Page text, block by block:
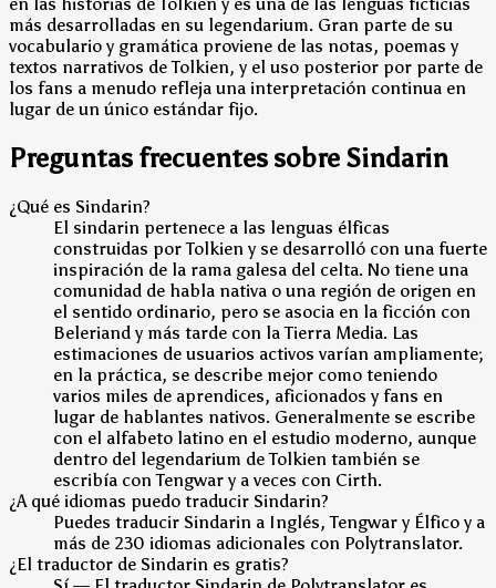
más desarrolladas en su legendarium. Gran parte de su
vocabulario y gramática proviene de las notas, poemas y
textos narrativos de Tolkien, y el uso posterior por parte de
los fans a menudo refleja una interpretación continua en
lugar de un único estándar fijo.
Preguntas frecuentes sobre Sindarin
¿Qué es Sindarin?
El sindarin pertenece a las lenguas élficas
construidas por Tolkien y se desarrolló con una fuerte
inspiración de la rama galesa del celta. No tiene una
comunidad de habla nativa o una región de origen en
el sentido ordinario, pero se asocia en la ficción con
Beleriand y más tarde con la Tierra Media. Las
estimaciones de usuarios activos varían ampliamente;
en la práctica, se describe mejor como teniendo
varios miles de aprendices, aficionados y fans en
lugar de hablantes nativos. Generalmente se escribe
con el alfabeto latino en el estudio moderno, aunque
dentro del legendarium de Tolkien también se
escribía con Tengwar y a veces con Cirth.
¿A qué idiomas puedo traducir Sindarin?
Puedes traducir Sindarin a Inglés, Tengwar y Élfico y a
más de 230 idiomas adicionales con Polytranslator.
¿El traductor de Sindarin es gratis?